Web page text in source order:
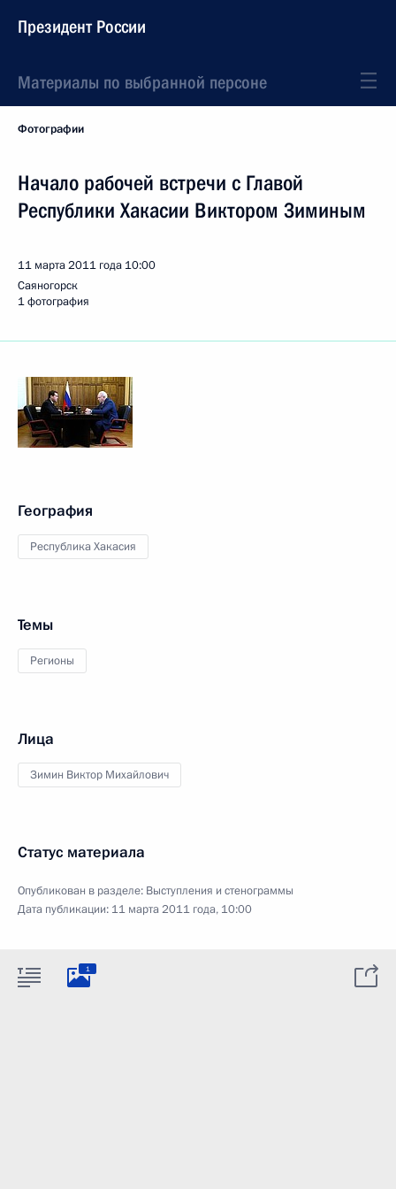
Президент России
Материалы по выбранной персоне
Фотографии
Начало рабочей встречи с Главой
Республики Хакасии Виктором Зиминым
11 марта 2011 года 10:00
Саяногорск
1 фотография
География
Республика Хакасия
Темы
Регионы
Лица
Зимин Виктор Михайлович
Статус материала
Опубликован в разделе: Выступления и стенограммы
Дата публикации: 11 марта 2011 года, 10:00
1